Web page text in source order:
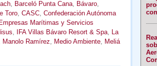
, Barceló Punta Cana, Bávaro,
Toro, CASC, Confederación Autónoma
Marítimas y Servicios
, IFA Villas Bávaro Resort & Spa, La
Manolo Ramírez, Medio Ambiente, Meliá